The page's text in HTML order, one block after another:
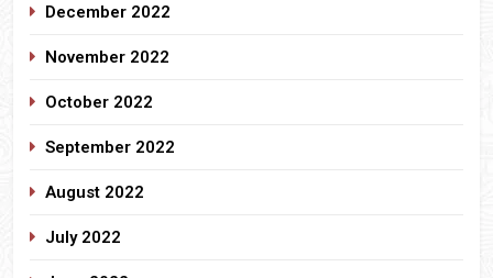
December 2022
November 2022
October 2022
September 2022
August 2022
July 2022